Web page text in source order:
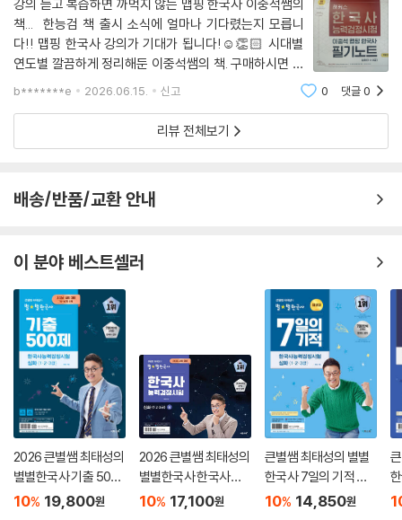
4 임오군란
5 갑신정변
6 동학 농민 운동
7 갑오개혁과 을미개혁
8 독립 협회와 대한 제국
9 국권 피탈 과정
13 근대 문물의 수용과 언론 기관의 발달
근대 또! 나올 기출 자료
근대 대표 기출 풀어보기
근대 핵심 내용 총정리
일제 강점기
일제 강점기 시대 흐름 잡기
1 일제의 통치 방식의 변화
2 일제의 경제 수탈과 산업 침탈
3 1910년대의 민족 독립운동
4 3·1 운동과 임시 정부의 수립
5 대한민국 임시 정부
6 의열단과 한인 애국단
4) 또! 나올 기출 자료
시험에 자주 출제되는 핵심 자료를 선생님의 해설과 함께 정리하면서 자료
해석 능력과 중요 키워드를 완벽히 숙달할 수 있습니다.
5) 대표 기출 풀어보기
각 시대별 마무리 단계에서 엄격하게 선별된 대표 기출 문제를 풀어보면서
실전 감각을 쌓고, 스스로의 합격 실력을 키울 수 있습니다.
6) 시대별 핵심 내용 총정리
각 단원의 주요 내용과 암기 포인트를 요약/정리하고, 빈칸 문제를 통해 필
4. 시험 직전까지 [주제로 정리하는 한국사]로 핵심 개념 최종 마무리!
시대 흐름에 따라 학습한 후, '주제로 정리하는 한국사'를 통해 시험에 자주
출제되는 주제별 핵심 개념을 다시 한 번 정리하며 최종 마무리할 수 있습
니다.
5. [실전 대비 모의고사]를 통해 합격 실력 완성!
본책에 수록된 모의고사 1회분과 온라인으로 제공되는 모의고사 1회분, 총
2회분을 실전처럼 풀면서 합격 실력을 완성할 수 있습니다.
6. [흐름잡는 맵핑 연표]로 시대별 흐름과 주요 사건을 한눈에 정리!
시험에 자주 출제되는 시대별 흐름과 주요 사건을 정리한 연표로, 시대별
흐름과 빈출 사건을 한눈에 파악할 수 있습니다.
강의 듣고 복습하면 까먹지 않는 맵핑 한국사 이중석쌤의
책... 한능검 책 출시 소식에 얼마나 기다렸는지 모릅니
다!! 맵핑 한국사 강의가 기대가 됩니다!☺👏🏻 시대별
연도별 깔끔하게 정리해둔 이중석쌤의 책. 구매하시면 후
회 안 하십니다...! 정리가 깔끔하게 되어있고 빈출문제도
해서 보고 복습해서 가야겠습니다!
b*******e 2026.06.15. 신고 0 댓글0
리뷰 전체보기
배송/반품/교환 안내
이 분야 베스트셀러
2026 큰별쌤 최태성의
별별한국사 기출 500
제 한국사능력검정시
10% 19,800원
2026 큰별쌤 최태성의
별별한국사 한국사능
력검정시험 심화(1,2,3
10% 17,100원
큰별쌤 최태성의 별별
한국사 7일의 기적 한
국사능력검정시험 심
10% 14,850원